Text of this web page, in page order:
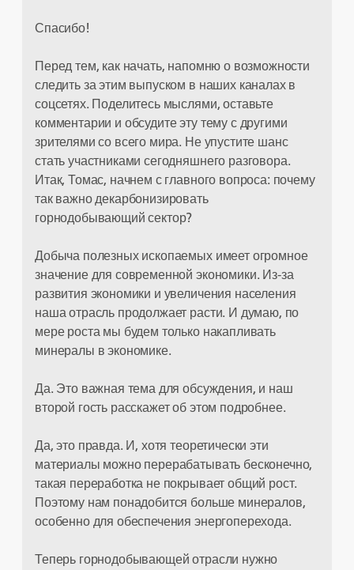
Спасибо!
Перед тем, как начать, напомню о возможности
следить за этим выпуском в наших каналах в
соцсетях. Поделитесь мыслями, оставьте
комментарии и обсудите эту тему с другими
зрителями со всего мира. Не упустите шанс
стать участниками сегодняшнего разговора.
Итак, Томас, начнем с главного вопроса: почему
так важно декарбонизировать
горнодобывающий сектор?
Добыча полезных ископаемых имеет огромное
значение для современной экономики. Из-за
развития экономики и увеличения населения
наша отрасль продолжает расти. И думаю, по
мере роста мы будем только накапливать
минералы в экономике.
Да. Это важная тема для обсуждения, и наш
второй гость расскажет об этом подробнее.
Да, это правда. И, хотя теоретически эти
материалы можно перерабатывать бесконечно,
такая переработка не покрывает общий рост.
Поэтому нам понадобится больше минералов,
особенно для обеспечения энергоперехода.
Теперь горнодобывающей отрасли нужно